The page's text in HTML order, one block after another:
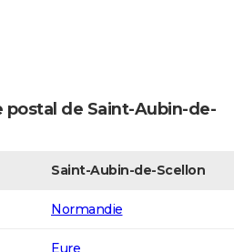
postal de Saint-Aubin-de-
Saint-Aubin-de-Scellon
Normandie
Eure